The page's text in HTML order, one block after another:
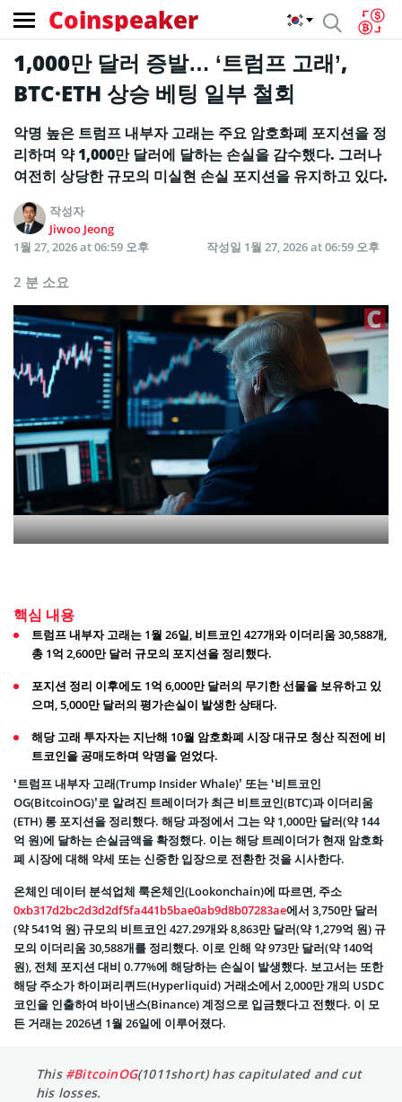
Coinspeaker
1,000만 달러 증발… ‘트럼프 고래’,
BTC·ETH 상승 베팅 일부 철회
악명 높은 트럼프 내부자 고래는 주요 암호화폐 포지션을 정
리하며 약 1,000만 달러에 달하는 손실을 감수했다. 그러나
여전히 상당한 규모의 미실현 손실 포지션을 유지하고 있다.
작성자
Jiwoo Jeong
1월 27, 2026 at 06:59 오후
작성일 1월 27, 2026 at 06:59 오후
2 분 소요
핵심 내용
트럼프 내부자 고래는 1월 26일, 비트코인 427개와 이더리움 30,588개,
총 1억 2,600만 달러 규모의 포지션을 정리했다.
포지션 정리 이후에도 1억 6,000만 달러의 무기한 선물을 보유하고 있
으며, 5,000만 달러의 평가손실이 발생한 상태다.
해당 고래 투자자는 지난해 10월 암호화폐 시장 대규모 청산 직전에 비
트코인을 공매도하며 악명을 얻었다.
‘트럼프 내부자 고래(Trump Insider Whale)’ 또는 ‘비트코인
OG(BitcoinOG)’로 알려진 트레이더가 최근 비트코인(BTC)과 이더리움
(ETH) 롱 포지션을 정리했다. 해당 과정에서 그는 약 1,000만 달러(약 144
억 원)에 달하는 손실금액을 확정했다. 이는 해당 트레이더가 현재 암호화
폐 시장에 대해 약세 또는 신중한 입장으로 전환한 것을 시사한다.
온체인 데이터 분석업체 룩온체인(Lookonchain)에 따르면, 주소
0xb317d2bc2d3d2df5fa441b5bae0ab9d8b07283ae에서 3,750만 달러
(약 541억 원) 규모의 비트코인 427.29개와 8,863만 달러(약 1,279억 원) 규
모의 이더리움 30,588개를 정리했다. 이로 인해 약 973만 달러(약 140억
원), 전체 포지션 대비 0.77%에 해당하는 손실이 발생했다. 보고서는 또한
해당 주소가 하이퍼리퀴드(Hyperliquid) 거래소에서 2,000만 개의 USDC
코인을 인출하여 바이낸스(Binance) 계정으로 입금했다고 전했다. 이 모
든 거래는 2026년 1월 26일에 이루어졌다.
This #BitcoinOG(1011short) has capitulated and cut
his losses.